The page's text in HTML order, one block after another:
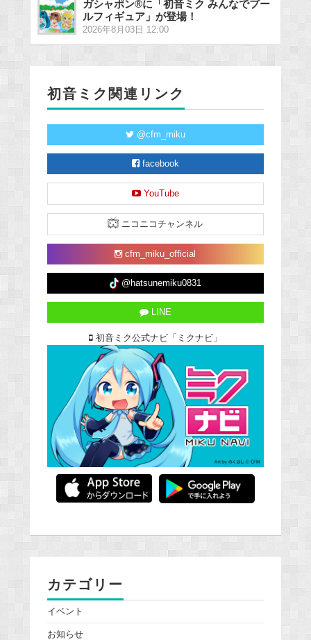
ガシャポン®に「初音ミク みんなでプー
ルフィギュア」が登場！
2026年8月03日 12:00
初音ミク関連リンク
@cfm_miku
facebook
YouTube
ニコニコチャンネル
cfm_miku_official
@hatsunemiku0831
LINE
初音ミク公式ナビ「ミクナビ」
カテゴリー
イベント
お知らせ